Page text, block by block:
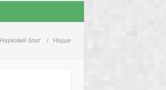
Науковий блоґ Ніцше